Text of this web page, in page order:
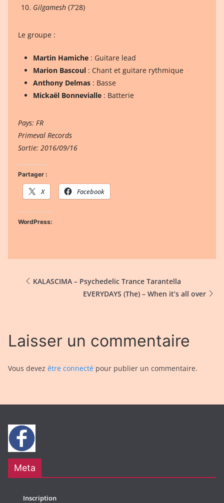
Gilgamesh (7’28)
Le groupe :
Martin Hamiche : Guitare lead
Marion Bascoul : Chant et guitare rythmique
Anthony Delmas : Basse
Mickaël Bonnevialle : Batterie
Pays: FR
Primeval Records
Sortie: 2016/09/16
Partager :
X Facebook
WordPress:
KALASCIMA – Psychedelic Trance Tarantella
EVERYDAYS (The) – When it’s all over
Laisser un commentaire
Vous devez être connecté pour publier un commentaire.
Meta
Inscription